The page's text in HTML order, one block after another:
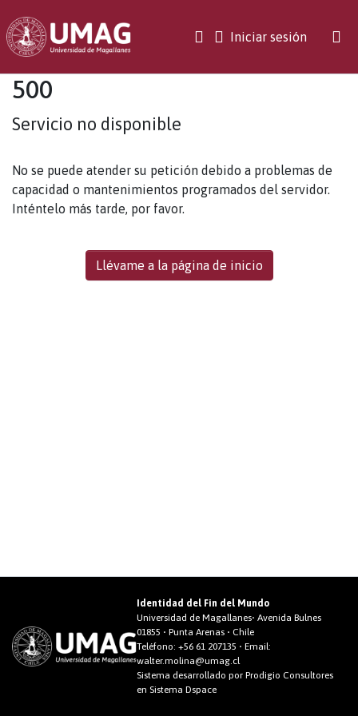
Iniciar sesión(current)
500
Servicio no disponible
No se puede atender su petición debido a problemas de
capacidad o mantenimientos programados del servidor.
Inténtelo más tarde, por favor.
Llévame a la página de inicio
Identidad del Fin del Mundo
Universidad de Magallanes• Avenida Bulnes
01855 • Punta Arenas • Chile
Teléfono:+56 61 207135 • Email:
walter.molina@umag.cl
Sistema desarrollado por Prodigio Consultores
en Sistema Dspace